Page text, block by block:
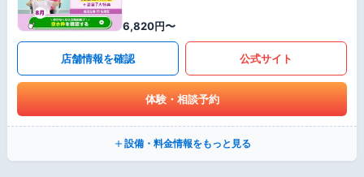
6,820円〜
店舗情報を確認 公式サイト
体験・相談予約
設備・料金情報をもっと見る